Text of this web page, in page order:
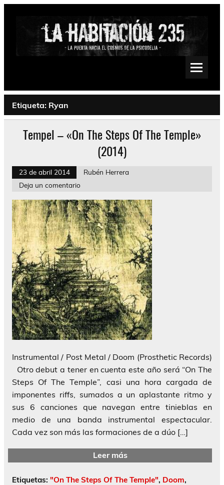
Saltar
Psychedelic, Stoner, Doom, Sludge, Fuzz, Space, Drone
Etiqueta: Ryan
Tempel – «On The Steps Of The Temple»
(2014)
23 de abril 2014
Rubén Herrera
Deja un comentario
Instrumental / Post Metal / Doom (Prosthetic Records)
Otro debut a tener en cuenta este año será “On The
Steps Of The Temple”, casi una hora cargada de
imponentes riffs, sumados a un aplastante ritmo y
sus 6 canciones que navegan entre tinieblas en
medio de una banda instrumental espectacular.
Cada vez son más las formaciones de a dúo […]
Leer más
Etiquetas: "On The Steps Of The Temple", Doom,